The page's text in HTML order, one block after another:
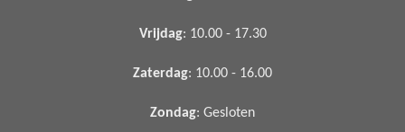
Vrijdag: 10.00 - 17.30
Zaterdag: 10.00 - 16.00
Zondag: Gesloten